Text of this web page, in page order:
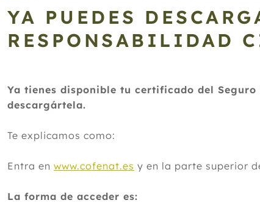
YA PUEDES
RESPONSABILIDAD
Ya tienes disponible tu certificado del
descargártela.
Te explicamos como:
Entra en www.cofenat.es y en la parte superior
La forma de acceder es: